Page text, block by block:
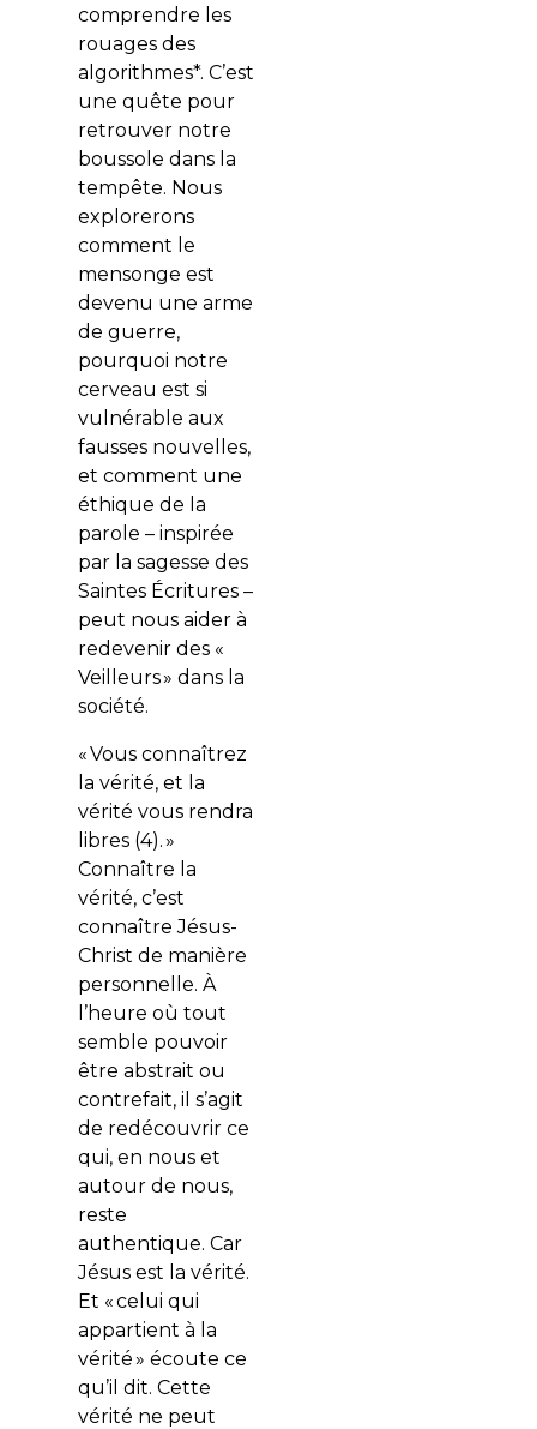
comprendre les
rouages des
algorithmes*. C’est
une quête pour
retrouver notre
boussole dans la
tempête. Nous
explorerons
comment le
mensonge est
devenu une arme
de guerre,
pourquoi notre
cerveau est si
vulnérable aux
fausses nouvelles,
et comment une
éthique de la
parole – inspirée
par la sagesse des
Saintes Écritures –
peut nous aider à
redevenir des «
Veilleurs » dans la
société.
«Vous connaîtrez
la vérité, et la
vérité vous rendra
libres(4). »
Connaître la
vérité, c’est
connaître Jésus-
Christ de manière
personnelle. À
l’heure où tout
semble pouvoir
être abstrait ou
contrefait, il s’agit
de redécouvrir ce
qui, en nous et
autour de nous,
reste
authentique. Car
Jésus est la vérité.
Et «celui qui
appartient à la
vérité» écoute ce
qu’il dit. Cette
vérité ne peut